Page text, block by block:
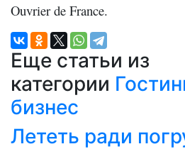
Ouvrier de France.
Еще статьи из
категории
бизнес
Лететь ради